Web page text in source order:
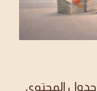
جدول المحتوى